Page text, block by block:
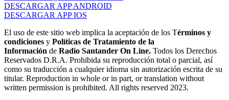
DESCARGAR APP ANDROID
DESCARGAR APP IOS
El uso de este sitio web implica la aceptación de los Términos y
condiciones y Políticas de Tratamiento de la
Información de Radio Santander On Line. Todos los Derechos
Reservados D.R.A. Prohibida su reproducción total o parcial, así
como su traducción a cualquier idioma sin autorización escrita de su
titular. Reproduction in whole or in part, or translation without
written permission is prohibited. All rights reserved 2023.